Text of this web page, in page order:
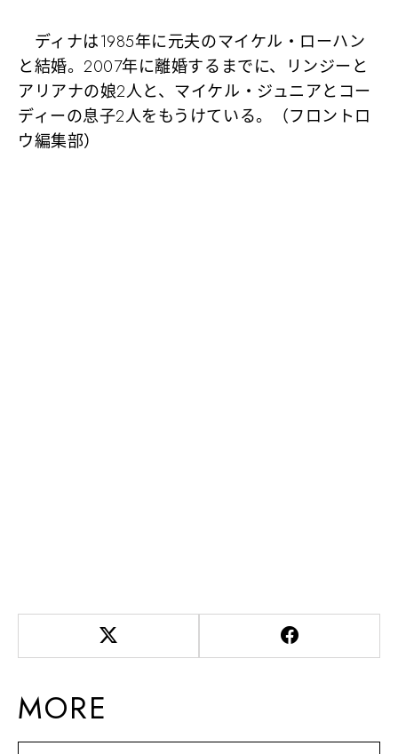
ディナは1985年に元夫のマイケル・ローハン
と結婚。2007年に離婚するまでに、リンジーと
アリアナの娘2人と、マイケル・ジュニアとコー
ディーの息子2人をもうけている。（フロントロ
ウ編集部）
MORE